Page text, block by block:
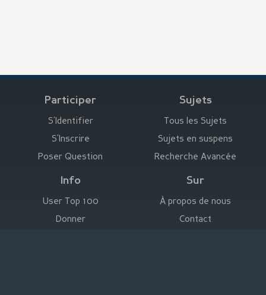
Participer
S’Identifier
S’Inscrire
Poser Question
Sujets
Tous les Sujets
Sujets en suspens
Recherche Avancée
Info
User Top 100
Donner
Sur
À propos de nous
Contact